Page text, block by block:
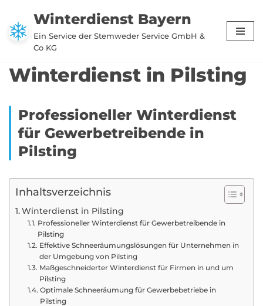
Zum
Inhalt
Winterdienst Bayern
Ein Service der Stemweder Service GmbH &
Co KG
Winterdienst in Pilsting
Professioneller Winterdienst
für Gewerbetreibende in
Pilsting
Inhaltsverzeichnis
Winterdienst in Pilsting
Professioneller Winterdienst für Gewerbetreibende in
Pilsting
Effektive Schneeräumungslösungen für Unternehmen in
der Umgebung von Pilsting
Maßgeschneiderter Winterdienst für Firmen in und um
Pilsting
Optimale Schneeräumung für Gewerbebetriebe in
Pilsting